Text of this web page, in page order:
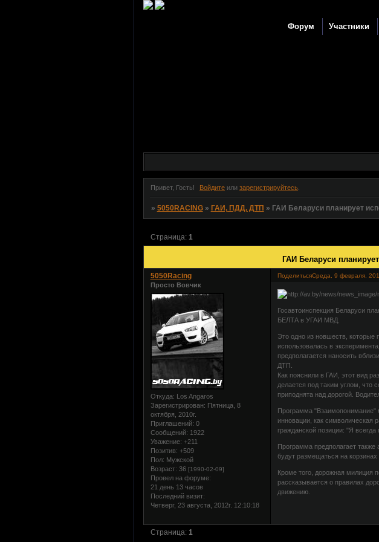
Форум Участники
Привет, Гость! Войдите или зарегистрируйтесь
» 5050RACING » ГАИ, ПДД, ДТП » ГАИ Беларуси планирует
ГАИ Беларуси
Страница: 1
ПоделитьсяСреда, 9 февраля,
5050Racing
Просто Вовчик
Откуда: Los Angaros
Зарегистрирован: Пятница, 8
октября, 2010г.
Приглашений: 0
Сообщений: 1922
Уважение: +211
Позитив: +509
Пол: Мужской
Возраст: 36 [1990-02-09]
Провел на форуме:
21 день 13 часов
Последний визит:
Четверг, 23 августа, 2012г. 12:10:18
Госавтоинспекция Беларуси
БЕЛТА в УГАИ МВД.
Это одно из новшеств,
использовалась в
предполагается наносить
ДТП.
Как пояснили в ГАИ, этот вид
делается под таким углом, что
приподнята над дорогой.
Программа "Взаимопонимание"
инновации, как символическая
гражданской позиции: "Я
Программа предполагает
будут размещаться на
Кроме того, дорожная милиция
рассказывается о правилах
движению.
Страница: 1